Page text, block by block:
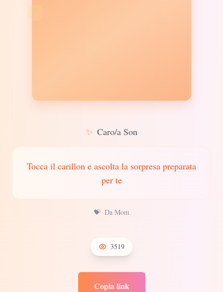
✨ Caro/a Son
Tocca il carillon e ascolta la sorpresa preparata
per te
💝 Da Mom
3519
Copia link